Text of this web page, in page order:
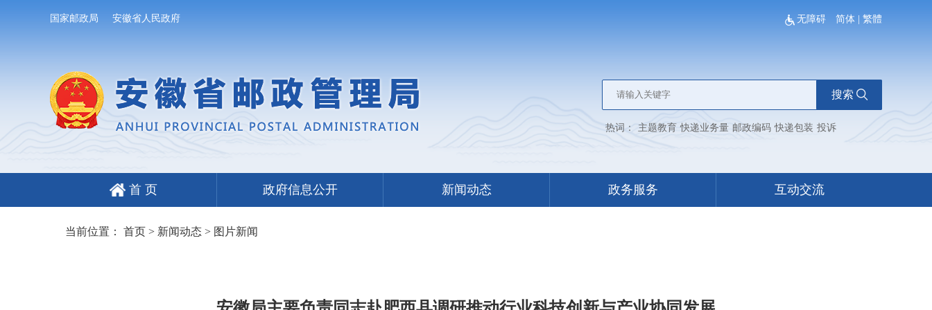
国家邮政局 安徽省人民政府 无障碍 简体 繁體
搜索
热词： 主题教育 快递业务量 邮政编码 快递包装 投诉
首 页 政府信息公开 新闻动态 政务服务 互动交流
当前位置： 首页> 新闻动态> 图片新闻